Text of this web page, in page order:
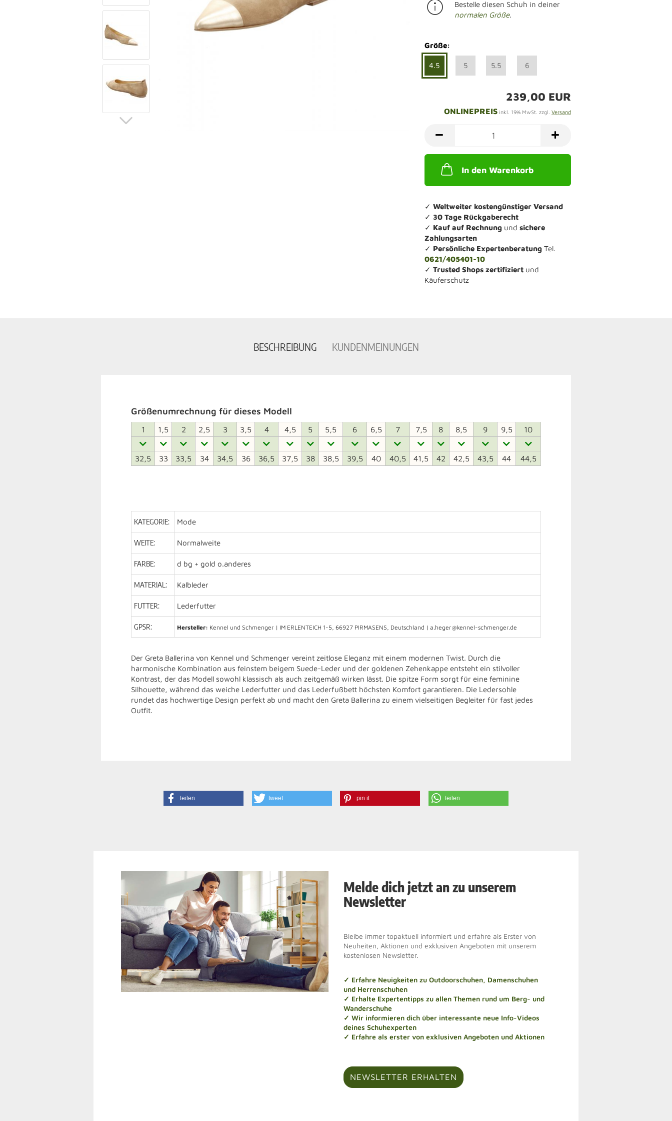
Jagdschuhe
Winterjagd und
Gummistiefel
Zwiegenähte Jagdschuhe
Sandalen Komfort
Slipper Komfort
Sneaker Komfort
Bestelle diesen Schuh in deiner
normalen Größe.
Größe:
4.5 5 5.5 6
239,00 EUR
ONLINEPREISinkl. 19% MwSt. zzgl. Versand
In den Warenkorb
✓ Weltweiter kostengünstiger Versand
✓ 30 Tage Rückgaberecht
✓ Kauf auf Rechnungund sichere
Zahlungsarten
✓ Persönliche ExpertenberatungTel.
0621/405401-10
✓ Trusted Shops zertifiziertund
Käuferschutz
BESCHREIBUNG KUNDENMEINUNGEN
Größenumrechnung für dieses Modell
1 1,5 2 2,5 3 3,5 4 4,5 5 5,5 6 6,5 7 7,5 8 8,5 9 9,5 10
32,5 33 33,5 34 34,5 36 36,5 37,5 38 38,5 39,5 40 40,5 41,5 42 42,5 43,5 44 44,5
KATEGORIE: Mode
WEITE: Normalweite
FARBE: d bg + gold o.anderes
MATERIAL: Kalbleder
FUTTER: Lederfutter
GPSR: Hersteller: Kennel und Schmenger | IM ERLENTEICH 1-5, 66927 PIRMASENS, Deutschland | a.heger@kennel-schmenger.de
Der Greta Ballerina von Kennel und Schmenger vereint zeitlose Eleganz mit einem modernen Twist. Durch die
harmonische Kombination aus feinstem beigem Suede-Leder und der goldenen Zehenkappe entsteht ein stilvoller
Kontrast, der das Modell sowohl klassisch als auch zeitgemäß wirken lässt. Die spitze Form sorgt für eine feminine
Silhouette, während das weiche Lederfutter und das Lederfußbett höchsten Komfort garantieren. Die Ledersohle
rundet das hochwertige Design perfekt ab und macht den Greta Ballerina zu einem vielseitigen Begleiter für fast jedes
Outfit.
teilen tweet pin it teilen
Melde dich jetzt an zu unserem
Newsletter
Bleibe immer topaktuell informiert und erfahre als Erster von
Neuheiten, Aktionen und exklusiven Angeboten mit unserem
kostenlosen Newsletter.
✓ Erfahre Neuigkeiten zu Outdoorschuhen, Damenschuhen
und Herrenschuhen
✓ Erhalte Expertentipps zu allen Themen rund um Berg- und
Wanderschuhe
✓ Wir informieren dich über interessante neue Info-Videos
deines Schuhexperten
✓ Erfahre als erster von exklusiven Angeboten und Aktionen
NEWSLETTER ERHALTEN